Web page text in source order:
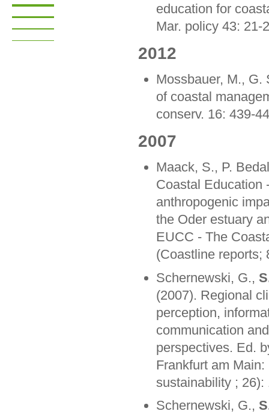
education for
Mar. policy 43: 21-
2012
Mossbauer, M.,
of coastal
conserv. 16: 439-
2007
Maack, S., P.
Coastal Education
anthropogenic
the Oder estuary
EUCC - The
(Coastline reports;
Schernewski, G.,
(2007). Regional
perception,
communication
perspectives. Ed.
Frankfurt am
sustainability ; 26):
Schernewski, G.,